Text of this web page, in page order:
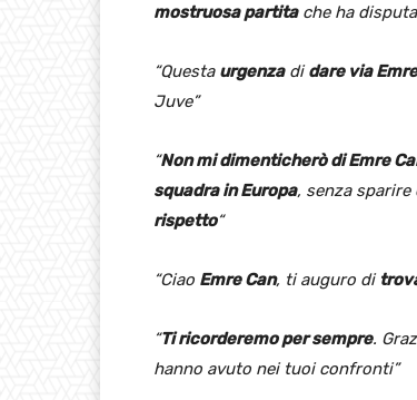
mostruosa partitache ha
“Questa urgenzadidare via
Juve”
“Non mi dimenticherò di Emre
squadra in Europa, senza
rispetto“
“Ciao Emre Can, ti auguro di
“Ti ricorderemo per sempre.
hanno avuto nei tuoi confronti”